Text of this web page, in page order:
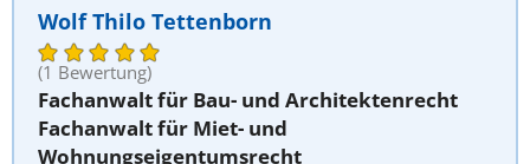
Wolf Thilo Tettenborn
(1 Bewertung)
Fachanwalt für Bau- und Architektenrecht
Fachanwalt für Miet- und
Wohnungseigentumsrecht